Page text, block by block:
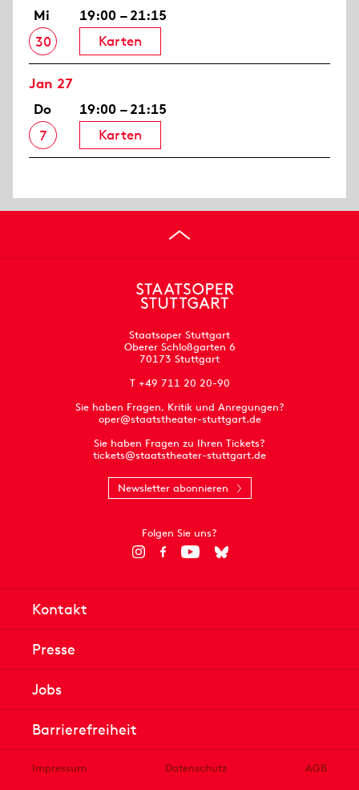
Mi
30
19:00 – 21:15
Karten
Jan 27
Do
7
19:00 – 21:15
Karten
Staatsoper Stuttgart
Oberer Schloßgarten 6
70173 Stuttgart
T +49 711 20 20-90
Sie haben Fragen, Kritik und Anregungen?
oper@staatstheater-stuttgart.de
Sie haben Fragen zu Ihren Tickets?
tickets@staatstheater-stuttgart.de
Newsletter abonnieren
Folgen Sie uns?
Kontakt
Presse
Jobs
Barrierefreiheit
Impressum Datenschutz
AGB